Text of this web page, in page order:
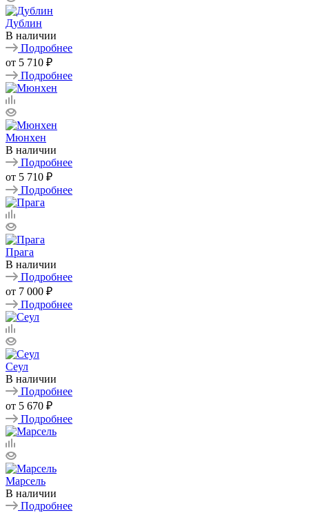
Дублин
В наличии
Подробнее
от 5 710 ₽
Подробнее
Мюнхен
В наличии
Подробнее
от 5 710 ₽
Подробнее
Прага
В наличии
Подробнее
от 7 000 ₽
Подробнее
Сеул
В наличии
Подробнее
от 5 670 ₽
Подробнее
Марсель
В наличии
Подробнее